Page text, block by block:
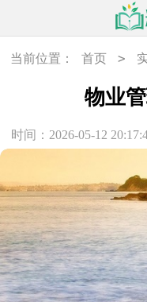
当前位置： 首页 >
物业
时间：2026-05-12